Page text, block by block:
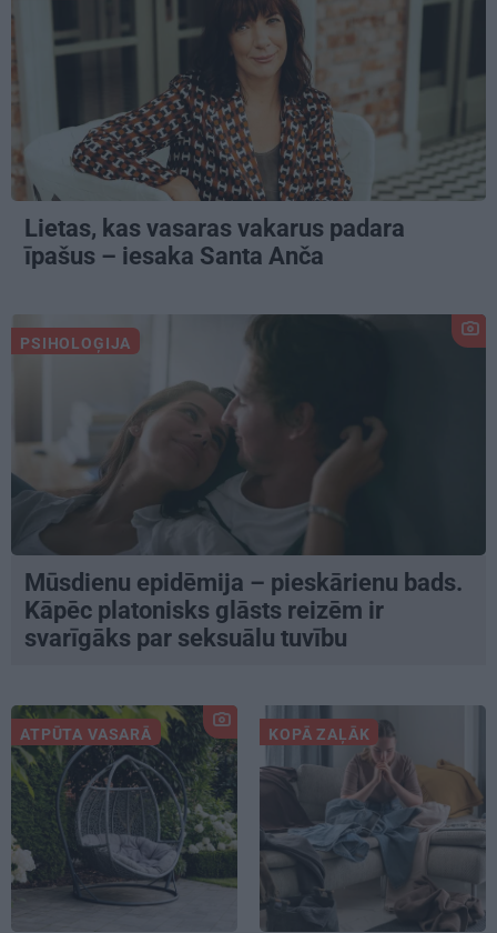
Lietas, kas vasaras vakarus padara
īpašus – iesaka Santa Anča
PSIHOLOĢIJA
Mūsdienu epidēmija – pieskārienu bads.
Kāpēc platonisks glāsts reizēm ir
svarīgāks par seksuālu tuvību
ATPŪTA VASARĀ KOPĀ ZAĻĀK